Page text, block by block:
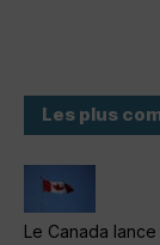
Les plus
Le Canada